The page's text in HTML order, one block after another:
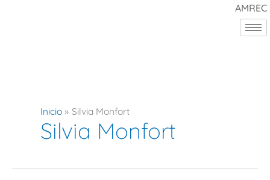
AMREC
Inicio Silvia Monfort
Silvia Monfort